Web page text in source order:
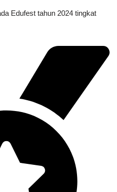
Edufest tahun 2024 tingkat